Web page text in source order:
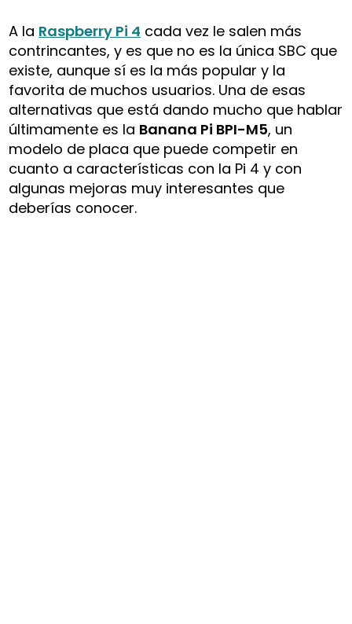
A la Raspberry Pi 4 cada vez le salen más
contrincantes, y es que no es la única SBC que
existe, aunque sí es la más popular y la
favorita de muchos usuarios. Una de esas
alternativas que está dando mucho que hablar
últimamente es la Banana Pi BPI-M5, un
modelo de placa que puede competir en
cuanto a características con la Pi 4 y con
algunas mejoras muy interesantes que
deberías conocer.